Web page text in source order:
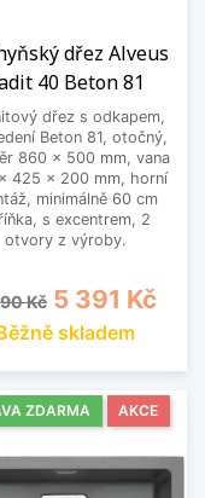
dřez Alveus
40 Beton 81
dřez s odkapem,
Beton 81, otočný,
860 x 500 mm, vana
425 x 200 mm, horní
minimálně 60 cm
s excentrem, 2
otvory z výroby.
cena
Kč Cena
5 391 Kč
skladem
ZDARMA AKCE